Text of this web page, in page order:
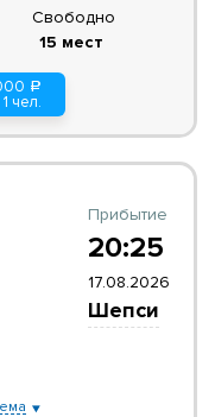
a
чел.
Свободно
15 мест
Прибытие
20:25
17.08.2026
Шепси